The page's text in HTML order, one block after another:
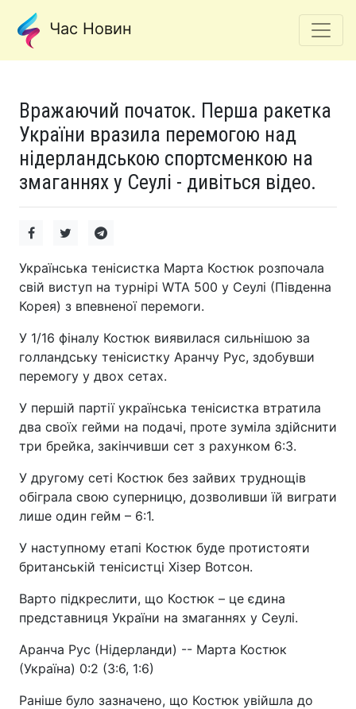
Час Новин
Вражаючий початок. Перша ракетка
України вразила перемогою над
нідерландською спортсменкою на
змаганнях у Сеулі - дивіться відео.
Українська тенісистка Марта Костюк розпочала
свій виступ на турнірі WTA 500 у Сеулі (Південна
Корея) з впевненої перемоги.
У 1/16 фіналу Костюк виявилася сильнішою за
голландську тенісистку Аранчу Рус, здобувши
перемогу у двох сетах.
У першій партії українська тенісистка втратила
два своїх гейми на подачі, проте зуміла здійснити
три брейка, закінчивши сет з рахунком 6:3.
У другому сеті Костюк без зайвих труднощів
обіграла свою суперницю, дозволивши їй виграти
лише один гейм – 6:1.
У наступному етапі Костюк буде протистояти
британській тенісистці Хізер Вотсон.
Варто підкреслити, що Костюк – це єдина
представниця України на змаганнях у Сеулі.
Аранча Рус (Нідерланди) -- Марта Костюк
(Україна) 0:2 (3:6, 1:6)
Раніше було зазначено, що Костюк увійшла до